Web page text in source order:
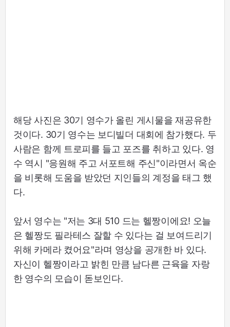
해당 사진은 30기 영수가 올린 게시물을 재공유한
것이다. 30기 영수는 보디빌더 대회에 참가했다. 두
사람은 함께 트로피를 들고 포즈를 취하고 있다. 영
수 역시 "응원해 주고 서포트해 주신"이라면서 옥순
을 비롯해 도움을 받았던 지인들의 계정을 태그 했
다.
앞서 영수는 "저는 3대 510 드는 헬짱이에요! 오늘
은 헬짱도 필라테스 잘할 수 있다는 걸 보여드리기
위해 카메라 켰어요"라며 영상을 공개한 바 있다.
자신이 헬짱이라고 밝힌 만큼 남다른 근육을 자랑
한 영수의 모습이 돋보인다.